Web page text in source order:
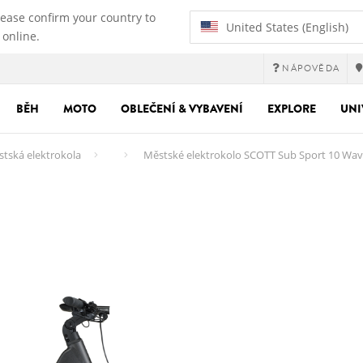
confirm your country to
United States (English)
NÁPOVĚDA
BĚH MOTO OBLEČENÍ & VYBAVENÍ EXPLORE
elektrokola Městské elektrokolo SCOTT Sub Sport 10